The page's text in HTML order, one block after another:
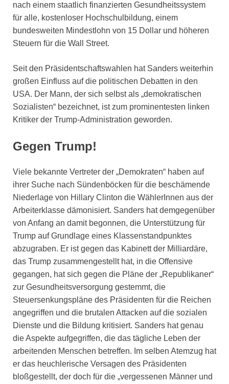
nach einem staatlich finanzierten Gesundheitssystem
für alle, kostenloser Hochschulbildung, einem
bundesweiten Mindestlohn von 15 Dollar und höheren
Steuern für die Wall Street.
Seit den Präsidentschaftswahlen hat Sanders weiterhin
großen Einfluss auf die politischen Debatten in den
USA. Der Mann, der sich selbst als „demokratischen
Sozialisten“ bezeichnet, ist zum prominentesten linken
Kritiker der Trump-Administration geworden.
Gegen Trump!
Viele bekannte Vertreter der „Demokraten“ haben auf
ihrer Suche nach Sündenböcken für die beschämende
Niederlage von Hillary Clinton die WählerInnen aus der
Arbeiterklasse dämonisiert. Sanders hat demgegenüber
von Anfang an damit begonnen, die Unterstützung für
Trump auf Grundlage eines Klassenstandpunktes
abzugraben. Er ist gegen das Kabinett der Milliardäre,
das Trump zusammengestellt hat, in die Offensive
gegangen, hat sich gegen die Pläne der „Republikaner“
zur Gesundheitsversorgung gestemmt, die
Steuersenkungspläne des Präsidenten für die Reichen
angegriffen und die brutalen Attacken auf die sozialen
Dienste und die Bildung kritisiert. Sanders hat genau
die Aspekte aufgegriffen, die das tägliche Leben der
arbeitenden Menschen betreffen. Im selben Atemzug hat
er das heuchlerische Versagen des Präsidenten
bloßgestellt, der doch für die „vergessenen Männer und